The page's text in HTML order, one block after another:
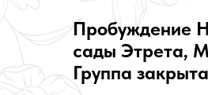
Пробуждение
сады Этрета,
Группа